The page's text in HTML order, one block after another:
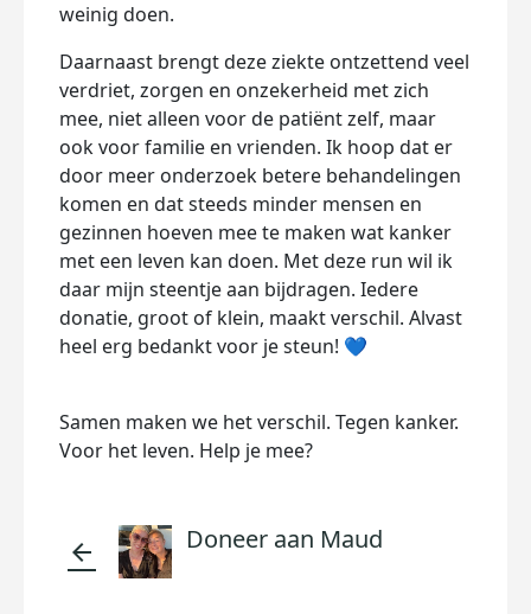
weinig doen.
Daarnaast brengt deze ziekte ontzettend veel
verdriet, zorgen en onzekerheid met zich
mee, niet alleen voor de patiënt zelf, maar
ook voor familie en vrienden. Ik hoop dat er
door meer onderzoek betere behandelingen
komen en dat steeds minder mensen en
gezinnen hoeven mee te maken wat kanker
met een leven kan doen. Met deze run wil ik
daar mijn steentje aan bijdragen. Iedere
donatie, groot of klein, maakt verschil. Alvast
heel erg bedankt voor je steun! 💙
Samen maken we het verschil. Tegen kanker.
Voor het leven. Help je mee?
arrow_back Doneer aan Maud